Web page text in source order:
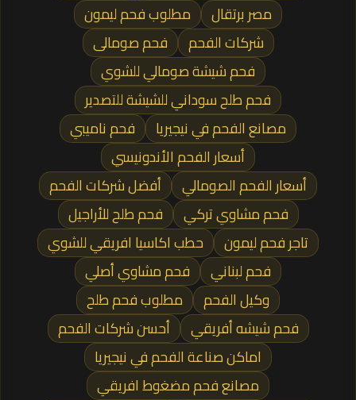
مصر برتقال
مطلوب فحم ليمون
شركات الفحم
فحم صومالى
فحم شيشة صومالي للشوي
فحم طلح سوداني للشيشة للتصدير
مصانع الفحم في نيجيريا
فحم ناميبي
أسعار الفحم الأندونيسي
أسعار الفحم الصومالي
أفضل شركات الفحم
فحم مشاوي تركي
فحم طلح للأراجيل
تاجر فحم ليمون
حطب اكاسيا افريقي للشوي
فحم لبناني
فحم مشاوي أصلي
وكيل الفحم
مطلوب فحم طلح
فحم شيشه أفريقي
أحسن شركات الفحم
اماكن صناعة الفحم في نيجيريا
مصانع فحم مضغوط افريقي